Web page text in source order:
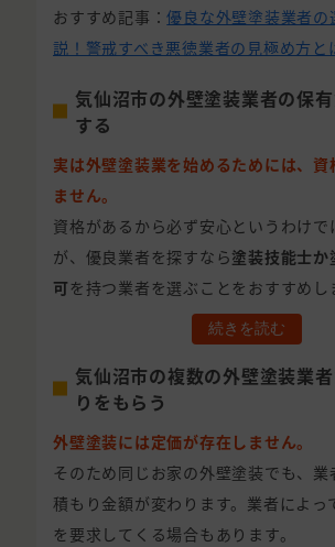
おすすめ記事：優良な外壁塗装業者の
説！警戒すべき悪徳業者の見極め方と
気仙沼市の外壁塗装業者の保
する
実は外壁塗装業を始めるためには、資
ません。
資格があるから必ず安心というわけで
が、優良業者を探すなら塗装技能士
可 を持つ業者を選ぶことをおすすめし
続きを読む
気仙沼市の複数の外壁塗装業
りをもらう
外壁塗装には定価が存在しません。
そのため同じお家の外壁塗装でも、業
積もり金額が変わります。業者によっ
を要求してくる場合もあります。